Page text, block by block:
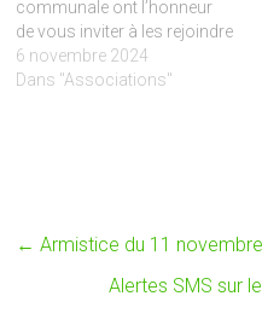
communale ont l’honneur
de vous inviter à les rejoindre
le lundi 11 novembre à partir
de 09h15 devant la mairie
6 novembre 2024
Dans "Associations"
← Armistice du 11
Alertes SMS sur